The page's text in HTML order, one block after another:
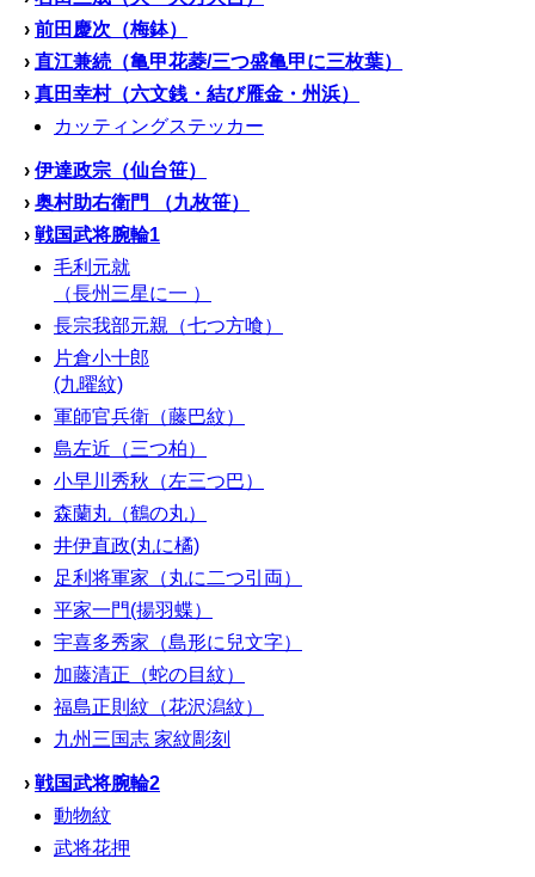
› 前田慶次（梅鉢）
› 直江兼続（亀甲花菱/三つ盛亀甲に三枚葉）
› 真田幸村（六文銭・結び雁金・州浜）
カッティングステッカー
› 伊達政宗（仙台笹）
› 奥村助右衛門 （九枚笹）
› 戦国武将腕輪1
毛利元就
（長州三星に一 ）
長宗我部元親（七つ方喰）
片倉小十郎
(九曜紋)
軍師官兵衛（藤巴紋）
島左近（三つ柏）
小早川秀秋（左三つ巴）
森蘭丸（鶴の丸）
井伊直政(丸に橘)
足利将軍家（丸に二つ引両）
平家一門(揚羽蝶）
宇喜多秀家（島形に兒文字）
加藤清正（蛇の目紋）
福島正則紋（花沢潟紋）
九州三国志 家紋彫刻
› 戦国武将腕輪2
動物紋
武将花押